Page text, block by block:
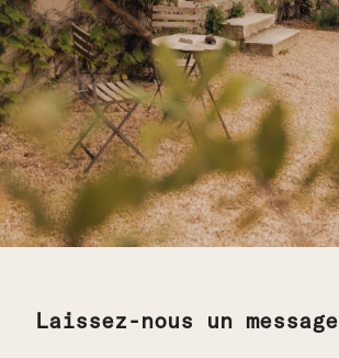
Laissez-nous un message